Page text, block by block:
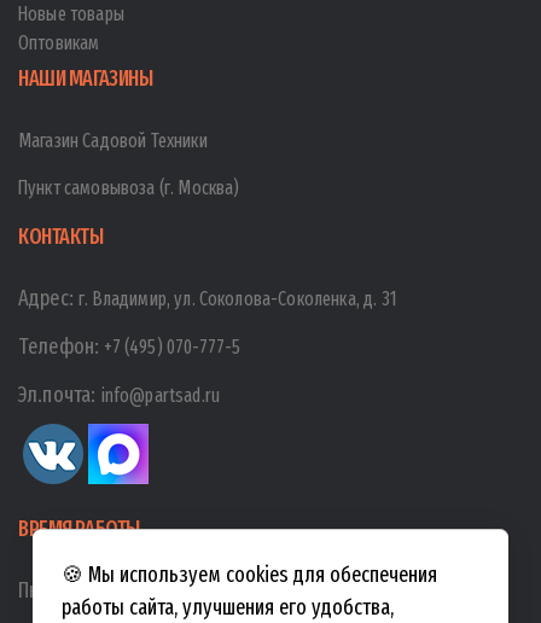
Новые товары
Оптовикам
НАШИ МАГАЗИНЫ
Магазин Садовой Техники
Пункт самовывоза (г. Москва)
КОНТАКТЫ
Адрес:г. Владимир, ул. Соколова-Соколенка, д. 31
Телефон: +7 (495) 070-777-5
Эл.почта: info@partsad.ru
ВРЕМЯ РАБОТЫ
Пн-Пт: 10:00-19:00
🍪 Мы используем cookies для обеспечения
работы сайта, улучшения его удобства,